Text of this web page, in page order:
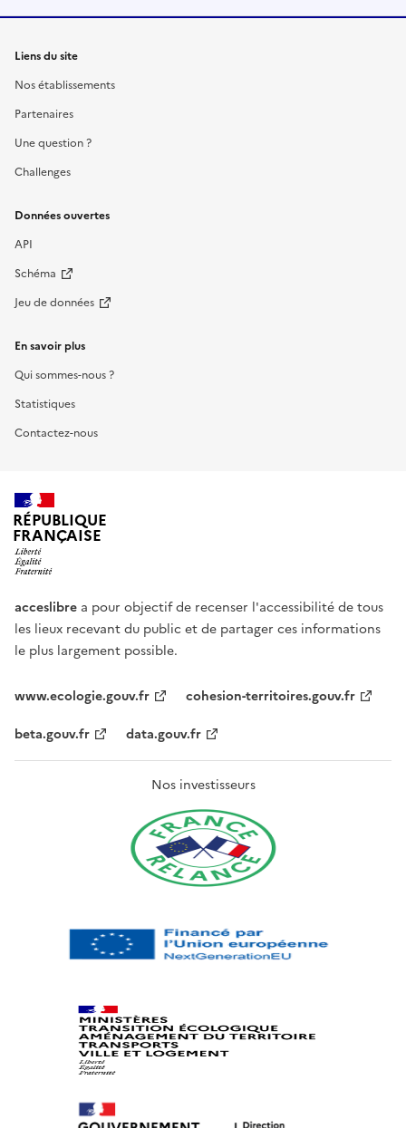
Liens du site
Nos établissements
Partenaires
Une question ?
Challenges
Données ouvertes
API
Schéma
Jeu de données
En savoir plus
Qui sommes-nous ?
Statistiques
Contactez-nous
RÉPUBLIQUE
FRANÇAISE
acceslibre a pour objectif de recenser l'accessibilité de tous
les lieux recevant du public et de partager ces informations
le plus largement possible.
www.ecologie.gouv.fr
cohesion-territoires.gouv.fr
beta.gouv.fr
data.gouv.fr
Nos investisseurs